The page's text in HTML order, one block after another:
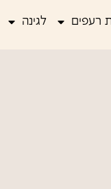
רעפים לגינה